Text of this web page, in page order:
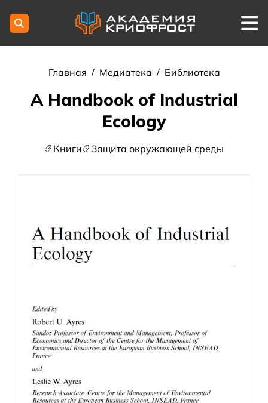
Главная / Медиатека / Библиотека
A Handbook of Industrial
Ecology
Книги Защита окружающей среды